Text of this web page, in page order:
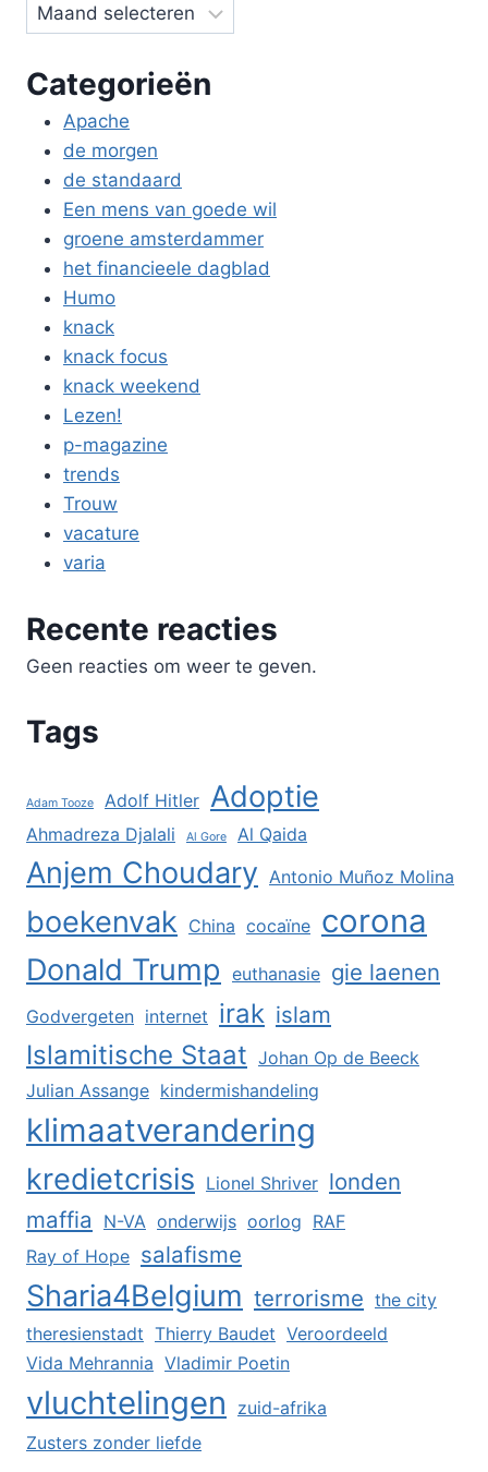
Categorieën
Apache
de morgen
de standaard
Een mens van goede wil
groene amsterdammer
het financieele dagblad
Humo
knack
knack focus
knack weekend
Lezen!
p-magazine
trends
Trouw
vacature
varia
Recente reacties
Geen reacties om weer te geven.
Tags
Adam Tooze Adolf Hitler Adoptie
Ahmadreza Djalali Al Gore Al Qaida
Anjem Choudary Antonio Muñoz Molina
boekenvak China cocaïne corona
Donald Trump euthanasie gie laenen
Godvergeten internet irak islam
Islamitische Staat Johan Op de Beeck
Julian Assange kindermishandeling
klimaatverandering
kredietcrisis Lionel Shriver londen
maffia
N-VA onderwijs oorlog RAF
Ray of Hope salafisme
Sharia4Belgium terrorisme the city
theresienstadt Thierry Baudet Veroordeeld
Vida Mehrannia Vladimir Poetin
vluchtelingen
zuid-afrika
Zusters zonder liefde